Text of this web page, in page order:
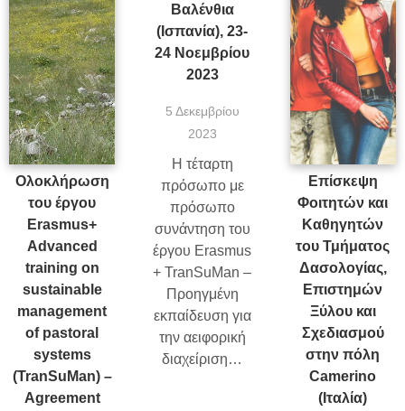
Ολοκλήρωση
του έργου
Erasmus+
Advanced
training on
sustainable
management
of pastoral
systems
(TranSuMan) –
Agreement
Βαλένθια
(Ισπανία), 23-
24 Νοεμβρίου
2023
5 Δεκεμβρίου
2023
Η τέταρτη
πρόσωπο με
πρόσωπο
συνάντηση του
έργου Erasmus
+ TranSuMan –
Προηγμένη
εκπαίδευση για
την αειφορική
διαχείριση…
Επίσκεψη
Φοιτητών και
Καθηγητών
του Τμήματος
Δασολογίας,
Επιστημών
Ξύλου και
Σχεδιασμού
στην πόλη
Camerino
(Ιταλία)